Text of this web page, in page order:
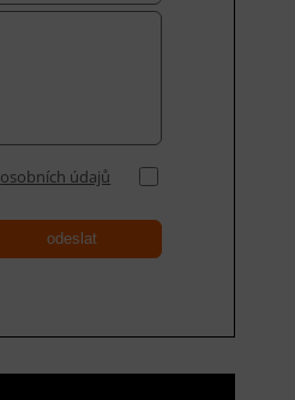
osobních údajů
odeslat